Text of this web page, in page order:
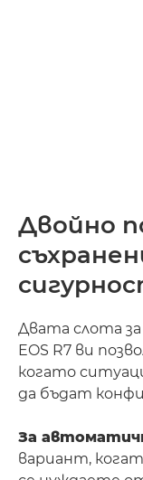
Двойно
Двата слота
EOS R7 ви
когато
да бъдат
За
вариант,